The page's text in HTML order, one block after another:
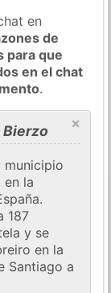
en
de
para que
en el chat
.
×
municipio
en la
187
y se
en la
Santiago a